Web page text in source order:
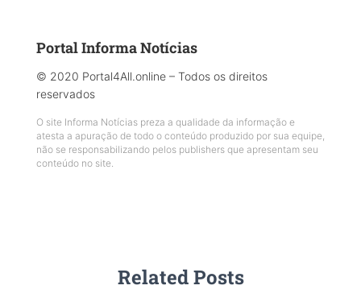
Portal Informa Notícias
© 2020 Portal4All.online – Todos os direitos
reservados
O site Informa Notícias preza a qualidade da informação e
atesta a apuração de todo o conteúdo produzido por sua equipe,
não se responsabilizando pelos publishers que apresentam seu
conteúdo no site.
Related Posts